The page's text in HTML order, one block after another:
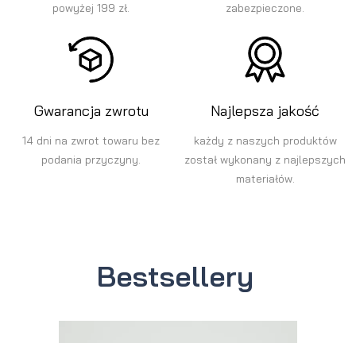
powyżej 199 zł.
zabezpieczone.
Gwarancja zwrotu
14 dni na zwrot towaru bez
podania przyczyny.
Najlepsza jakość
każdy z naszych produktów
został wykonany z najlepszych
materiałów.
Bestsellery